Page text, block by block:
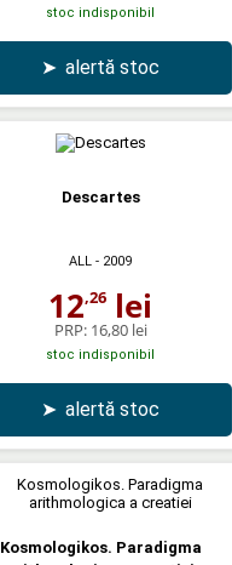
stoc indisponibil
➤ alertă stoc
Descartes
ALL - 2009
12,26 lei
PRP: 16,80 lei
stoc indisponibil
➤ alertă stoc
Kosmologikos. Paradigma